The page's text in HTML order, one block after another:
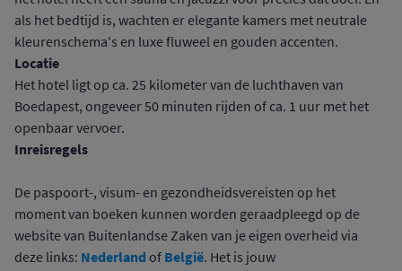
als het bedtijd is, wachten er elegante kamers met neutrale
kleurenschema's en luxe fluweel en gouden accenten.
Locatie
Het hotel ligt op ca. 25 kilometer van de luchthaven van
Boedapest, ongeveer 50 minuten rijden of ca. 1 uur met het
openbaar vervoer.
Inreisregels
De paspoort-, visum- en gezondheidsvereisten op het
moment van boeken kunnen worden geraadpleegd op de
website van Buitenlandse Zaken van je eigen overheid via
deze links: Nederland of België. Het is jouw